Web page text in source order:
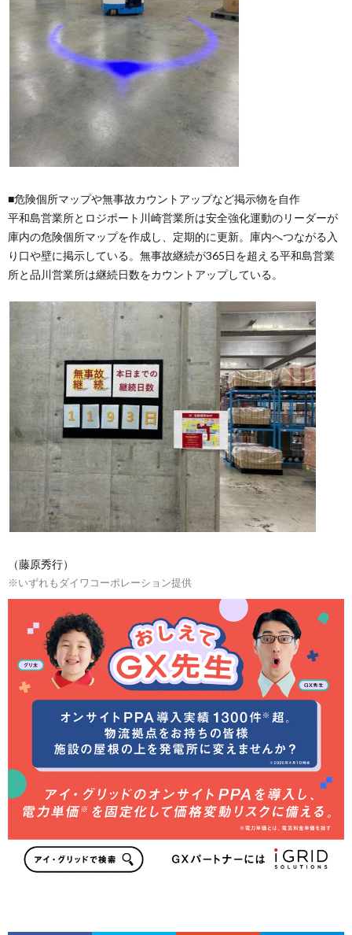
■危険個所マップや無事故カウントアップなど掲示物を自作
平和島営業所とロジポート川崎営業所は安全強化運動のリーダーが
庫内の危険個所マップを作成し、定期的に更新。庫内へつながる入
り口や壁に掲示している。無事故継続が365日を超える平和島営業
所と品川営業所は継続日数をカウントアップしている。
（藤原秀行）
※いずれもダイワコーポレーション提供